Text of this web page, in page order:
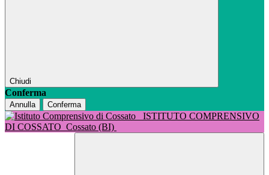
Chiudi
Conferma
Annulla Conferma
ISTITUTO COMPRENSIVO
DI COSSATO Cossato (BI)